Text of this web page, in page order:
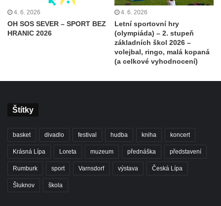
4. 6. 2026
OH SOS SEVER – SPORT BEZ
HRANIC 2026
4. 6. 2026
Letní sportovní hry
(olympiáda) – 2. stupeň
základních škol 2026 –
volejbal, ringo, malá kopaná
(a celkové vyhodnocení)
Štítky
basket divadlo festival hudba kniha koncert
Krásná Lípa Loreta muzeum přednáška představení
Rumburk sport Varnsdorf výstava Česká Lípa
Šluknov škola